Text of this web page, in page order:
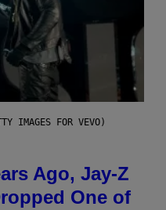
IMAGES FOR VEVO)
Ago, Jay-Z
One of